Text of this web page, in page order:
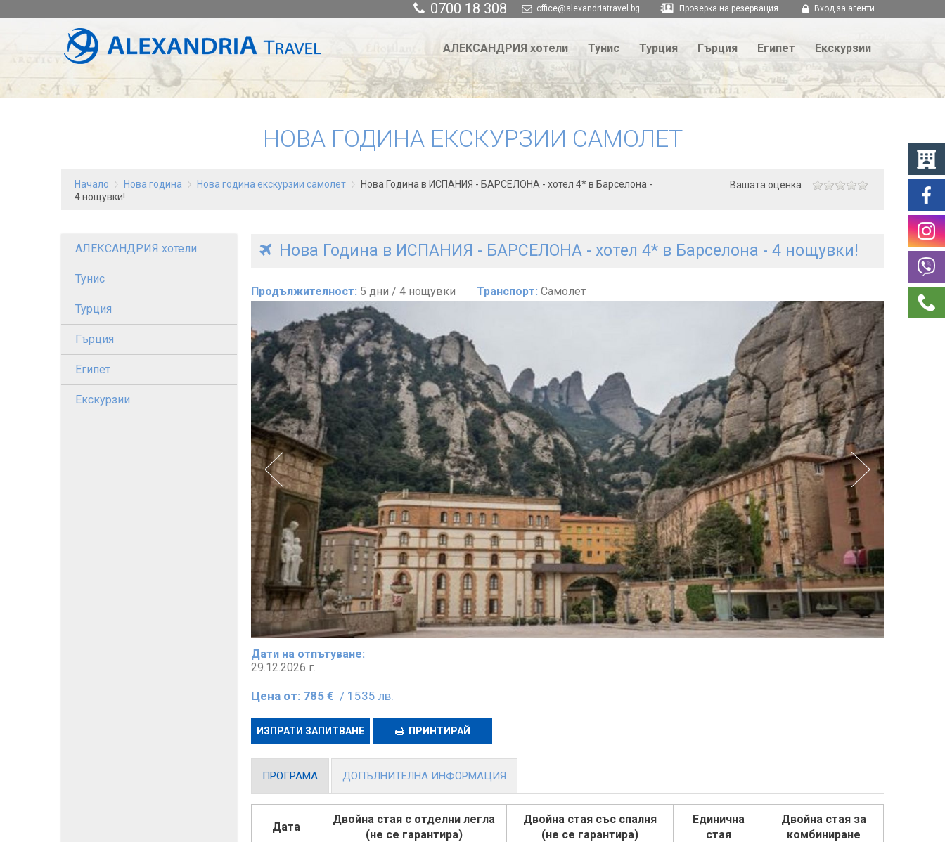
0700 18 308 office@alexandriatravel.bg Проверка на резервация Вход за агенти
АЛЕКСАНДРИЯ хотели Тунис Турция Гърция Египет Екскурзии
НОВА ГОДИНА ЕКСКУРЗИИ САМОЛЕТ
Начало Нова година Нова година екскурзии самолет
Нова Година в ИСПАНИЯ - БАРСЕЛОНА - хотел 4* в Барселона -
4 нощувки!
Вашата оценка
АЛЕКСАНДРИЯ хотели
Тунис
Турция
Гърция
Египет
Екскурзии
Нова Година в ИСПАНИЯ - БАРСЕЛОНА - хотел 4* в Барселона - 4 нощувки!
Продължителност: 5 дни / 4 нощувки Транспорт: Самолет
Дати на отпътуване:
29.12.2026 г.
Цена от: 785 € / 1535 лв.
ИЗПРАТИ ЗАПИТВАНЕ ПРИНТИРАЙ
ПРОГРАМА ДОПЪЛНИТЕЛНА ИНФОРМАЦИЯ
Дата
Двойна стая с отделни легла
(не се гарантира)
Двойна стая със спалня
(не се гарантира)
Единична
стая
Двойна стая за
комбиниране